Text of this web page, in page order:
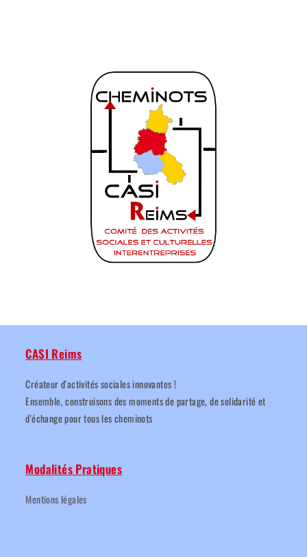
CASI Reims
Créateur d'activités sociales innovantes !
Ensemble, construisons des moments de partage, de solidarité et
d'échange pour tous les cheminots
Modalités Pratiques
Mentions légales